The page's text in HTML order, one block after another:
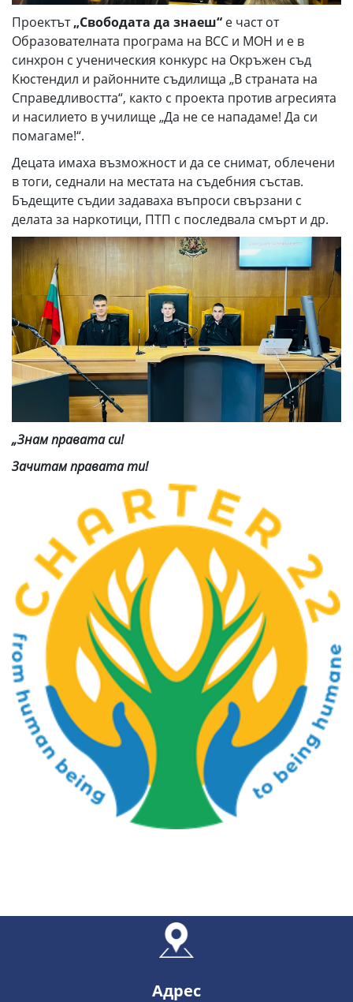
Проектът„Свободата да знаеш“ е част от
Образователната програма на ВСС и МОН и е в
синхрон с ученическия конкурс на Окръжен съд
Кюстендил и районните съдилища „В страната на
Справедливостта“, както с проекта против агресията
и насилието в училище „Да не се нападаме! Да си
помагаме!“.
Децата имаха възможност и да се снимат, облечени
в тоги, седнали на местата на съдебния състав.
Бъдещите съдии задаваха въпроси свързани с
делата за наркотици, ПТП с последвала смърт и др.
„Знам правата си!
Зачитам правата ти!
Адрес